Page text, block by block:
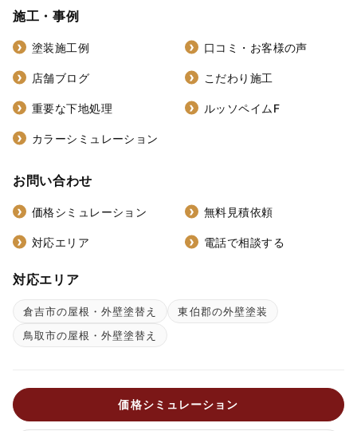
施工・事例
塗装施工例 口コミ・お客様の声
店舗ブログ こだわり施工
重要な下地処理 ルッソペイムF
カラーシミュレーション
お問い合わせ
価格シミュレーション 無料見積依頼
対応エリア 電話で相談する
対応エリア
倉吉市の屋根・外壁塗替え
東伯郡の外壁塗装
鳥取市の屋根・外壁塗替え
価格シミュレーション